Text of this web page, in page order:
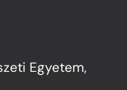
Egyetem,